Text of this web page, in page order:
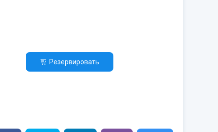
Резервировать